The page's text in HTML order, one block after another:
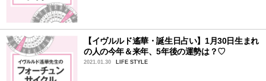
【イヴルルド遙華・誕生日占い】1月30日生まれ
の人の今年＆来年、5年後の運勢は？♡
2021.01.30 LIFE STYLE